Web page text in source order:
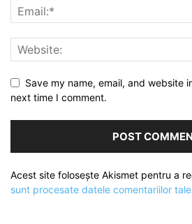
Save my name, email, and website
next time I comment.
Acest site folosește Akismet pentru a
sunt procesate datele comentariilor tale